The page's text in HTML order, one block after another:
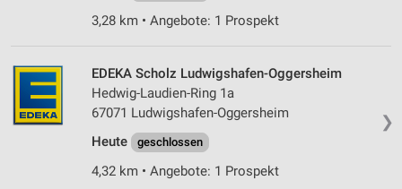
3,28 km • Angebote: 1 Prospekt
❯
EDEKA Scholz Ludwigshafen-Oggersheim
Hedwig-Laudien-Ring 1a
67071 Ludwigshafen-Oggersheim
Heute
geschlossen
4,32 km • Angebote: 1 Prospekt
Nicht-IAB-Verarbeitungszwecke:
Performance
Funktional